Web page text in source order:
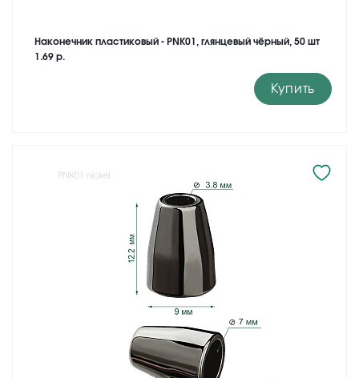
Наконечник пластиковый - PNK01, глянцевый чёрный, 50 шт
1.69 р.
Купить